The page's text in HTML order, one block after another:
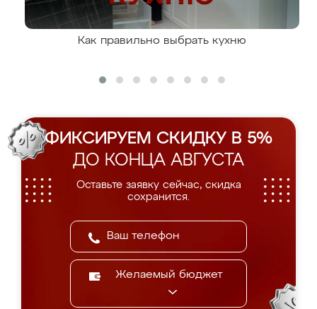
Как правильно выбрать кухню
ФИКСИРУЕМ СКИДКУ В 5%
ДО КОНЦА АВГУСТА
Оставьте заявку сейчас, скидка
сохранится.
Желаемый бюджет